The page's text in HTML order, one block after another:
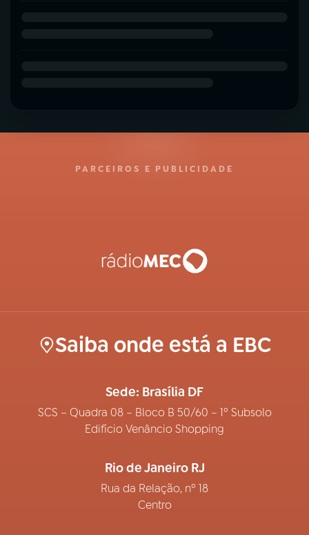
PARCEIROS E PUBLICIDADE
Saiba onde está a EBC
Sede: Brasília DF
SCS – Quadra 08 – Bloco B 50/60 – 1º Subsolo
Edifício Venâncio Shopping
Rio de Janeiro RJ
Rua da Relação, nº 18
Centro